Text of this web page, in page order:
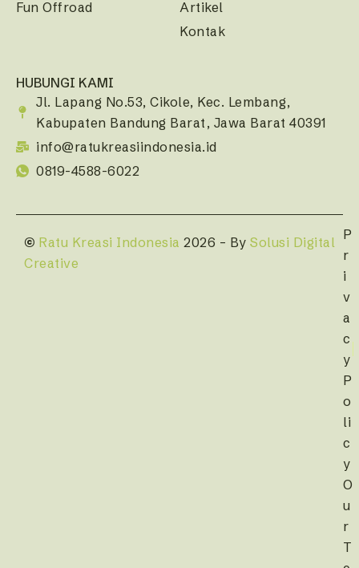
Fun Offroad
Artikel
Kontak
HUBUNGI KAMI
Jl. Lapang No.53, Cikole, Kec. Lembang,
Kabupaten Bandung Barat, Jawa Barat 40391
info@ratukreasiindonesia.id
0819-4588-6022
© Ratu Kreasi Indonesia 2026 – By Solusi Digital
Creative
P
r
i
v
a
c
y
P
o
li
c
y
O
u
r
T